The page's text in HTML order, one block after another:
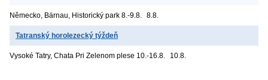
Německo, Bärnau, Historický park 8.-9.8. 8.8.
Tatranský horolezecký týždeň
Vysoké Tatry, Chata Pri Zelenom plese 10.-16.8. 10.8.